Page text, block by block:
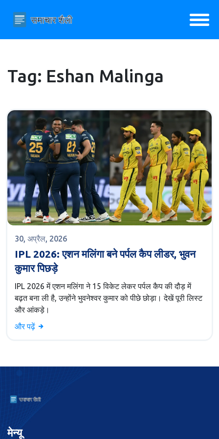
Tag: Eshan Malinga
30, अप्रैल, 2026
IPL 2026: एशन मलिंगा बने पर्पल कैप लीडर, भुवन
कुमार पिछड़े
IPL 2026 में एशन मलिंगा ने 15 विकेट लेकर पर्पल कैप की दौड़ में
बढ़त बना ली है, उन्होंने भुवनेश्वर कुमार को पीछे छोड़ा। देखें पूरी लिस्ट
और आंकड़े।
और पढ़ें
मेन्यू